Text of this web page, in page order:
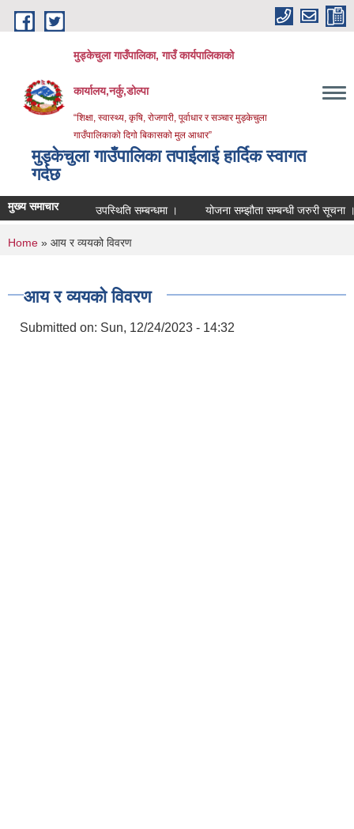
Skip to main content
मुड्केचुला गाउँपालिका, गाउँ कार्यपालिकाको
कार्यालय,नर्कु,डोल्पा
“शिक्षा, स्वास्थ्य, कृषि, रोजगारी, पूर्वाधार र सञ्चार मुड्केचुला
गाउँपालिकाको दिगो बिकासको मुल आधार”
मुड्केचुला गाउँपालिका तपाईलाई हार्दिक स्वागत
गर्दछ
मुख्य समाचार उपस्थिति सम्बन्धमा । योजना सम्झौता सम्बन्धी जरुरी सूचना ।
You are here
Home » आय र व्ययको विवरण
आय र व्ययको विवरण
Submitted on: Sun, 12/24/2023 - 14:32